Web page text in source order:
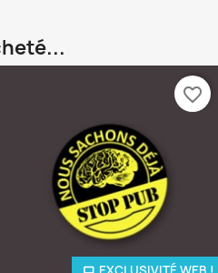
favorite_border